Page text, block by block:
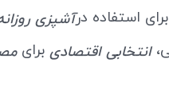
برای استفاده درآشپزی
انتخابی اقتصادی برای